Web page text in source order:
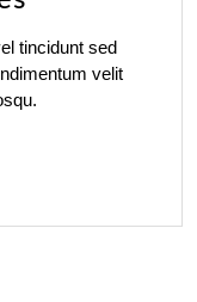
tincidunt sed
velit